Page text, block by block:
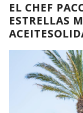
EL CHEF
ESTRELLAS